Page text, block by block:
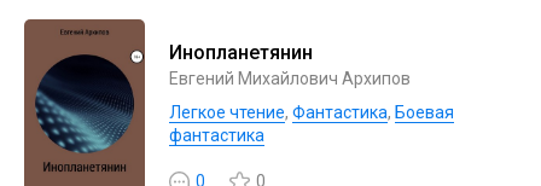
Инопланетянин
Евгений Михайлович Архипов
Легкое чтение, Фантастика, Боевая
фантастика
0 0